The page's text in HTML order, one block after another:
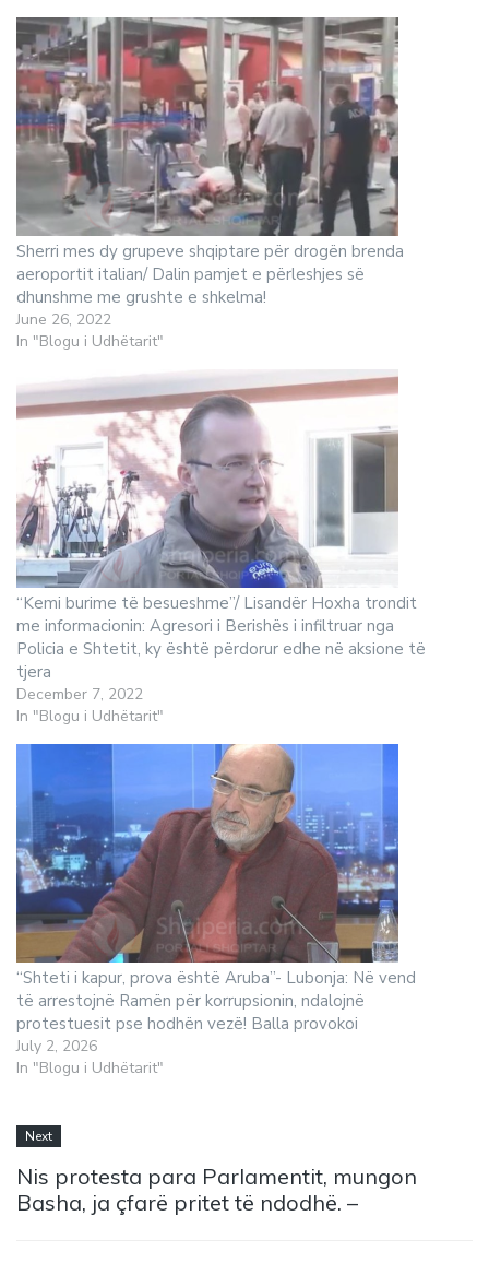
Sherri mes dy grupeve shqiptare për drogën brenda
aeroportit italian/ Dalin pamjet e përleshjes së
dhunshme me grushte e shkelma!
June 26, 2022
In "Blogu i Udhëtarit"
“Kemi burime të besueshme”/ Lisandër Hoxha trondit
me informacionin: Agresori i Berishës i infiltruar nga
Policia e Shtetit, ky është përdorur edhe në aksione të
tjera
December 7, 2022
In "Blogu i Udhëtarit"
“Shteti i kapur, prova është Aruba”- Lubonja: Në vend
të arrestojnë Ramën për korrupsionin, ndalojnë
protestuesit pse hodhën vezë! Balla provokoi
July 2, 2026
In "Blogu i Udhëtarit"
Next
Nis protesta para Parlamentit, mungon
Basha, ja çfarë pritet të ndodhë. –